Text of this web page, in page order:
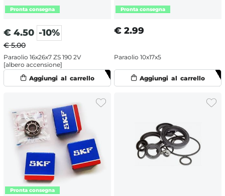
€ 4.50 -10%
€ 5.00
Paraolio 16x26x7 ZS 190 2V
[albero accensione]
€ 2.99
Paraolio 10x17x5